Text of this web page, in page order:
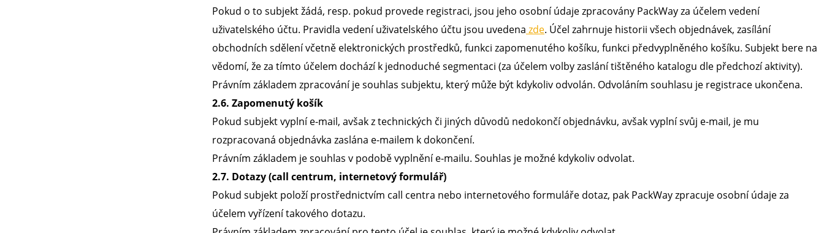
Pokud o to subjekt žádá, resp. pokud provede registraci, jsou jeho osobní údaje zpracovány PackWay za účelem vedení
uživatelského účtu. Pravidla vedení uživatelského účtu jsou uvedena zde. Účel zahrnuje historii všech objednávek, zasílání
obchodních sdělení včetně elektronických prostředků, funkci zapomenutého košíku, funkci předvyplněného košíku. Subjekt bere na
vědomí, že za tímto účelem dochází k jednoduché segmentaci (za účelem volby zaslání tištěného katalogu dle předchozí aktivity).
Právním základem zpracování je souhlas subjektu, který může být kdykoliv odvolán. Odvoláním souhlasu je registrace ukončena.
2.6. Zapomenutý košík
Pokud subjekt vyplní e-mail, avšak z technických či jiných důvodů nedokončí objednávku, avšak vyplní svůj e-mail, je mu
rozpracovaná objednávka zaslána e-mailem k dokončení.
Právním základem je souhlas v podobě vyplnění e-mailu. Souhlas je možné kdykoliv odvolat.
2.7. Dotazy (call centrum, internetový formulář)
Pokud subjekt položí prostřednictvím call centra nebo internetového formuláře dotaz, pak PackWay zpracuje osobní údaje za
účelem vyřízení takového dotazu.